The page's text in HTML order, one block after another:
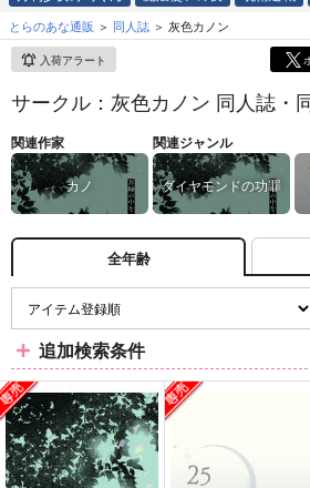
とらのあな通販 同人誌 灰色カノン
入荷アラート
サークル：灰色カノン 同人誌・
関連作家
カノ
関連ジャンル
ダイヤモンドの功罪
全年齢
追加検索条件